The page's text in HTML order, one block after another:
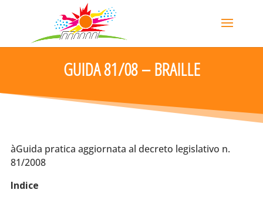
GUIDA 81/08 – BRAILLE
àGuida pratica aggiornata al decreto legislativo n.
81/2008
Indice